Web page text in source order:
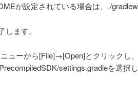
が設定されている場合は、./gradlew
ます。
ューから[File]→[Open]とクリックし
settings.gradleを選択